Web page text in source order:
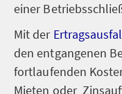
einer
Mit der
den entgangenen
fortlaufenden
Mieten oder